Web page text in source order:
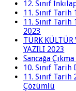
12. Sınıf
11. Sınıf Tarih
11. Sınıf Tarih
2023
TÜRK
YAZILI 2023
Sancağa
10. Sınıf Tarih
11. Sınıf Tarih
Çözümlü